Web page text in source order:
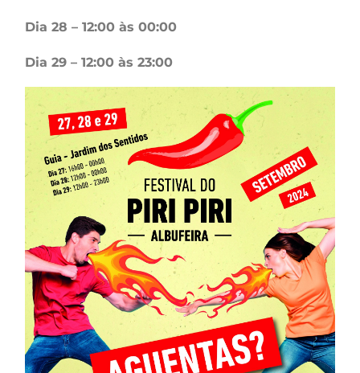
Dia 28 – 12:00 às 00:00
Dia 29 – 12:00 às 23:00